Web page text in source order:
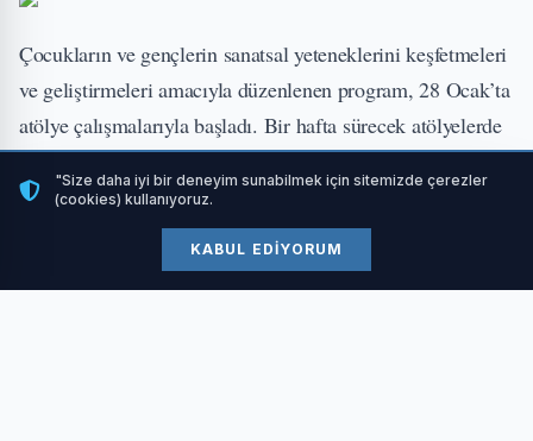
Çocukların ve gençlerin sanatsal yeteneklerini keşfetmeleri
ve geliştirmeleri amacıyla düzenlenen program, 28 Ocak’ta
atölye çalışmalarıyla başladı. Bir hafta sürecek atölyelerde
farklı disiplinlerden sanatçılar, proje boyunca çocuklara
rehberlik ederek, sanatsal becerilerini geliştirmelerine
katkıda bulunacak. Atölye süresince çocuklar, kolektif bir
bilinçle Nazım Hikmet Kültürevi’nde bulunan Sanat
"Size daha iyi bir deneyim sunabilmek için sitemizde çerezler
(cookies) kullanıyoruz.
KABUL EDIYORUM